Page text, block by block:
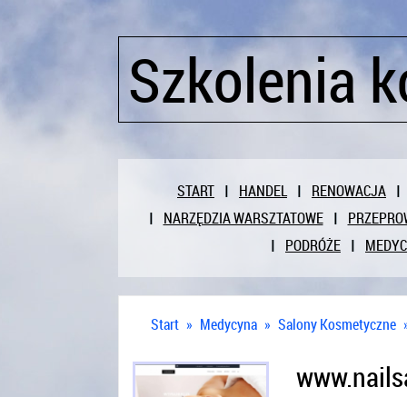
Szkolenia
START HANDEL
RENOWACJA
NARZĘDZIA WARSZTATOWE
PODRÓŻE
Start » Medycyna » Salony Kosmetyczne